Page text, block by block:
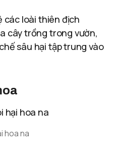
các loài thiên địch
cây trồng trong vườn,
sâu hại tập trung vào
hoa na